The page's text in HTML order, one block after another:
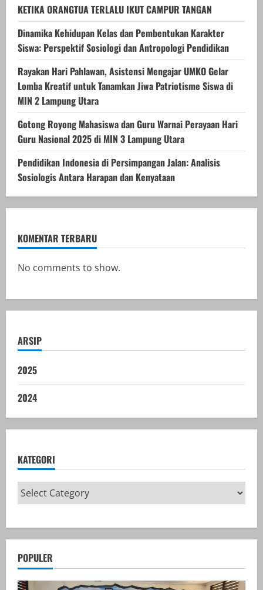
KETIKA ORANGTUA TERLALU IKUT CAMPUR TANGAN
Dinamika Kehidupan Kelas dan Pembentukan Karakter
Siswa: Perspektif Sosiologi dan Antropologi Pendidikan
Rayakan Hari Pahlawan, Asistensi Mengajar UMKO Gelar
Lomba Kreatif untuk Tanamkan Jiwa Patriotisme Siswa di
MIN 2 Lampung Utara
Gotong Royong Mahasiswa dan Guru Warnai Perayaan Hari
Guru Nasional 2025 di MIN 3 Lampung Utara
Pendidikan Indonesia di Persimpangan Jalan: Analisis
Sosiologis Antara Harapan dan Kenyataan
KOMENTAR TERBARU
No comments to show.
ARSIP
2025
2024
KATEGORI
POPULER